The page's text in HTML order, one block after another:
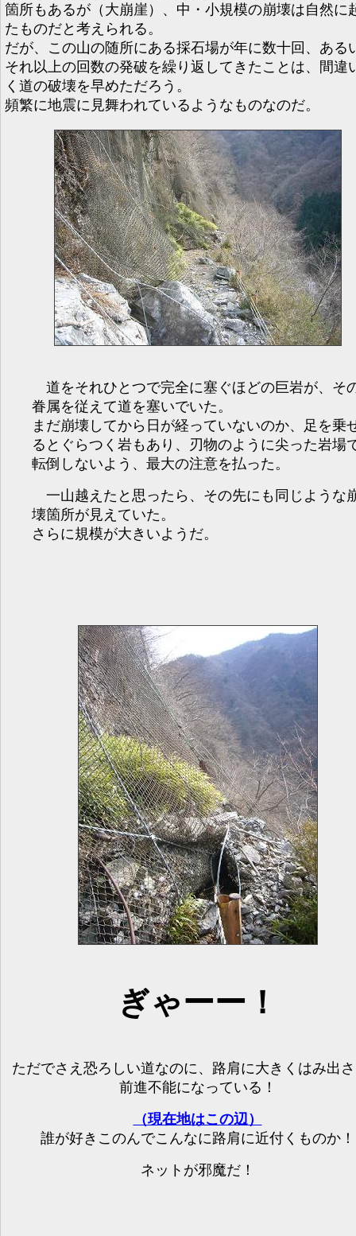
箇所もあるが（大崩崖）、中・小規模の崩壊は自然に
たものだと考えられる。
だが、この山の随所にある採石場が年に数十回、ある
それ以上の回数の発破を繰り返してきたことは、間違
く道の破壊を早めただろう。
頻繁に地震に見舞われているようなものなのだ。
道をそれひとつで完全に塞ぐほどの巨岩が、そ
眷属を従えて道を塞いでいた。
まだ崩壊してから日が経っていないのか、足を乗
るとぐらつく岩もあり、刃物のように尖った岩場
転倒しないよう、最大の注意を払った。
一山越えたと思ったら、その先にも同じような
壊箇所が見えていた。
さらに規模が大きいようだ。
ぎゃーー！
ただでさえ恐ろしい道なのに、路肩に大きくはみ出
前進不能になっている！
（現在地はこの辺）
誰が好きこのんでこんなに路肩に近付くものか！
ネットが邪魔だ！